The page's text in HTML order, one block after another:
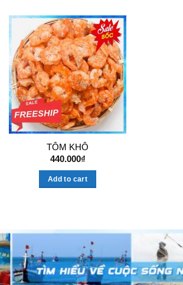
TÔM KHÔ
440.000₫
Add to cart